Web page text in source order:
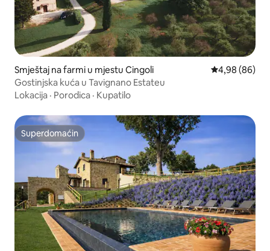
Smještaj na farmi u mjestu Cingoli Prosječna
4,98 (86)
Gostinjska kuća u Tavignano Estateu
Lokacija · Porodica · Kupatilo
Superdomaćin
Superdomaćin